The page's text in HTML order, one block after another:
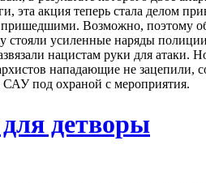
эта акция теперь стала делом
пришедшими. Возможно, поэтому
стояли усиленные наряды
нацистам руки для атаки.
нападающие не
САУ под охраной с мероприятия.
детворы